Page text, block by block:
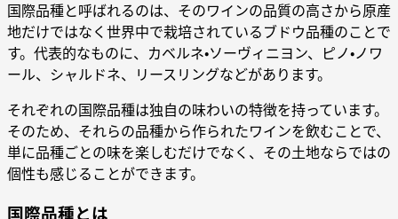
国際品種と呼ばれるのは、そのワインの品質の高さから原産
地だけではなく世界中で栽培されているブドウ品種のことで
す。代表的なものに、カベルネ・ソーヴィニヨン、ピノ・ノワ
ール、シャルドネ、リースリングなどがあります。
それぞれの国際品種は独自の味わいの特徴を持っています。
そのため、それらの品種から作られたワインを飲むことで、
単に品種ごとの味を楽しむだけでなく、その土地ならではの
個性も感じることができます。
国際品種とは